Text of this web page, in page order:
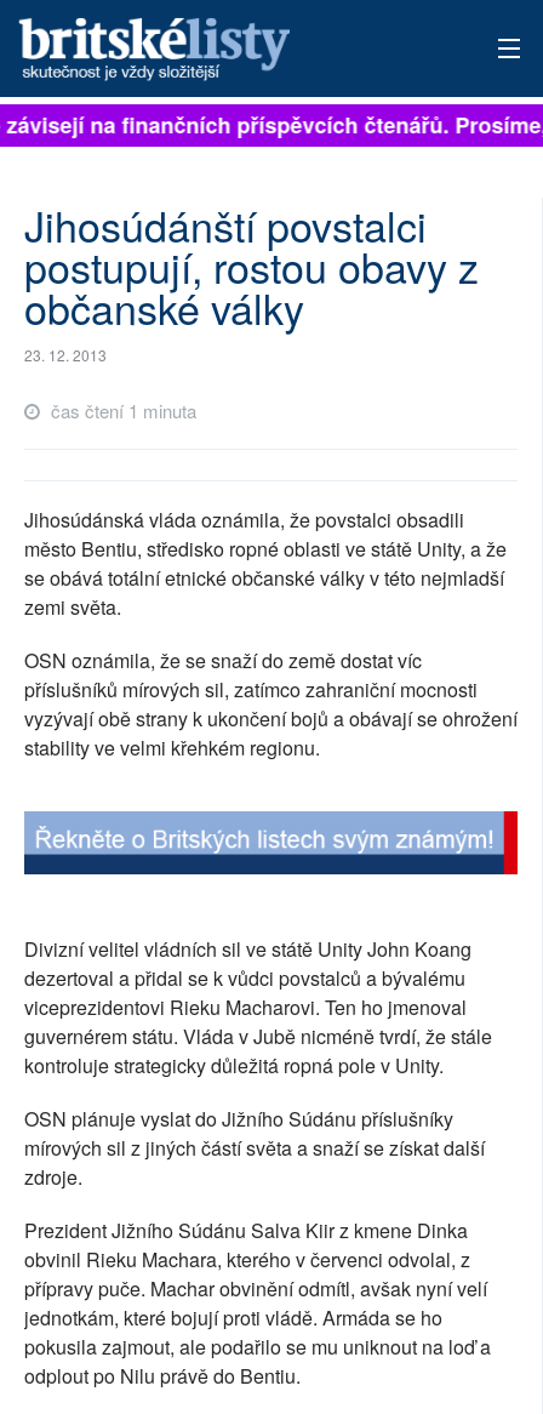
PŘIHLÁSIT
ARCHIV
ROZHOVORY
TÉMATA
NEJČTENĚJŠÍ ZA 7 DNÍ
PŘÍSPĚVKY NA PROVOZ
SOCIÁLNÍ SÍTĚ
PLNÁ VERZE STRÁNEK
na finančních příspěvcích čtenářů.
Jihosúdánští povstalci
postupují, rostou obavy z
občanské války
23. 12. 2013
čas čtení 1 minuta
Jihosúdánská vláda oznámila, že povstalci obsadili
město Bentiu, středisko ropné oblasti ve státě Unity, a že
se obává totální etnické občanské války v této nejmladší
zemi světa.
OSN oznámila, že se snaží do země dostat víc
příslušníků mírových sil, zatímco zahraniční mocnosti
vyzývají obě strany k ukončení bojů a obávají se ohrožení
stability ve velmi křehkém regionu.
Divizní velitel vládních sil ve státě Unity John Koang
dezertoval a přidal se k vůdci povstalců a bývalému
viceprezidentovi Rieku Macharovi. Ten ho jmenoval
guvernérem státu. Vláda v Jubě nicméně tvrdí, že stále
kontroluje strategicky důležitá ropná pole v Unity.
OSN plánuje vyslat do Jižního Súdánu příslušníky
mírových sil z jiných částí světa a snaží se získat další
zdroje.
Prezident Jižního Súdánu Salva Kiir z kmene Dinka
obvinil Rieku Machara, kterého v červenci odvolal, z
přípravy puče. Machar obvinění odmítl, avšak nyní velí
jednotkám, které bojují proti vládě. Armáda se ho
pokusila zajmout, ale podařilo se mu uniknout na loď a
odplout po Nilu právě do Bentiu.